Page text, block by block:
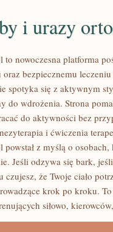
i urazy
to nowoczesna platforma
oraz bezpiecznemu
spotyka się z aktywnym
do wdrożenia. Strona
do aktywności bez
i ćwiczenia
powstał z myślą o osobach,
Jeśli odzywa się bark,
czujesz, że Twoje ciało
krok po kroku.
siłowo,